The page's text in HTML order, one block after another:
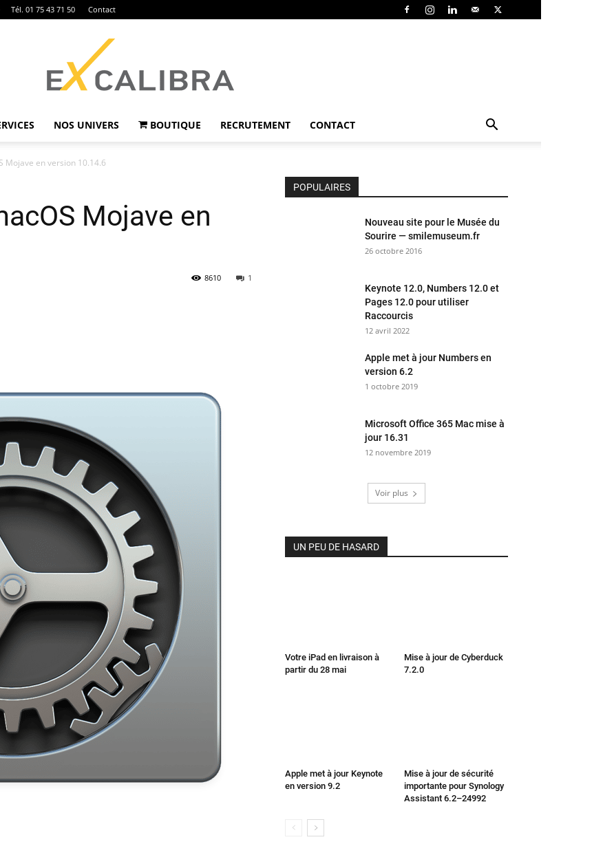
Tél. 01 75 43 71 50 Contact
Calibra
NOS UNIVERS BOUTIQUE RECRUTEMENT CONTACT
Mojave en version 10.14.6
Mojave en
1
8610
POPULAIRES
Nouveau site pour le Musée du
Sourire — smilemuseum.fr
26 octobre 2016
Keynote 12.0, Numbers 12.0 et
Pages 12.0 pour utiliser
Raccourcis
12 avril 2022
Apple met à jour Numbers en
version 6.2
1 octobre 2019
Microsoft Office 365 Mac mise à
jour 16.31
12 novembre 2019
Voir plus
UN PEU DE HASARD
Votre iPad en livraison à
partir du 28 mai
Mise à jour de Cyberduck
7.2.0
Apple met à jour Keynote
en version 9.2
Mise à jour de sécurité
importante pour Synology
Assistant 6.2–24992